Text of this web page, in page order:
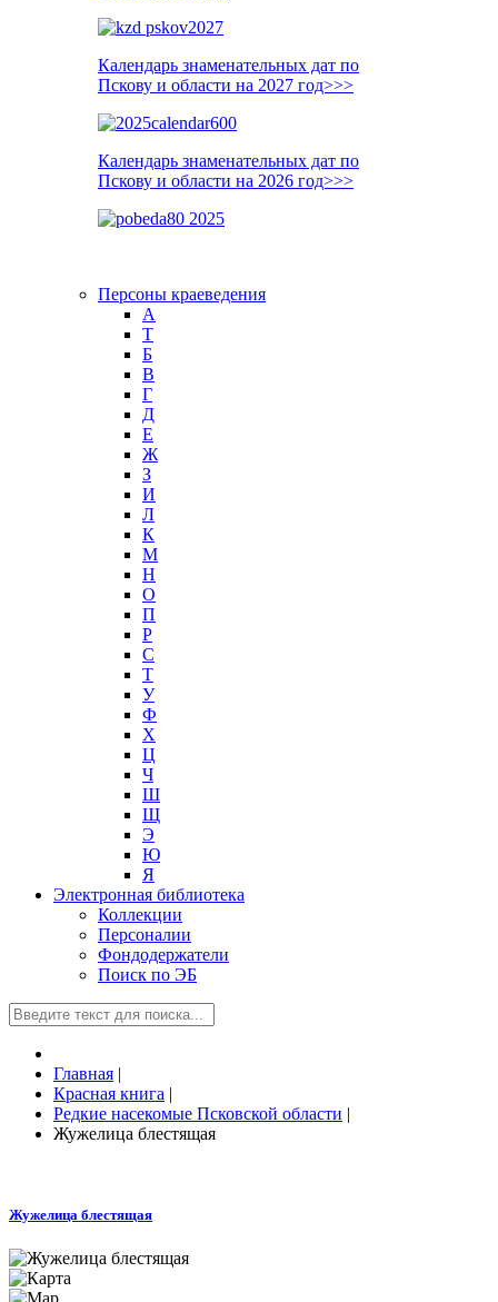
Календарь знаменательных дат по
Пскову и области на 2027 год>>>
Календарь знаменательных дат по
Пскову и области на 2026 год>>>
Персоны краеведения
А
T
Б
В
Г
Д
Е
Ж
З
И
Л
К
М
Н
О
П
Р
С
Т
У
Ф
Х
Ц
Ч
Ш
Щ
Э
Ю
Я
Электронная библиотека
Коллекции
Персоналии
Фондодержатели
Поиск по ЭБ
Главная |
Красная книга |
Редкие насекомые Псковской области |
Жужелица блестящая
Жужелица блестящая